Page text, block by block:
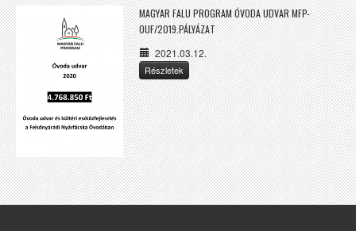
MAGYAR FALU PROGRAM ÓVODA UDVAR MFP-
OUF/2019.PÁLYÁZAT
2021.03.12.
Részletek